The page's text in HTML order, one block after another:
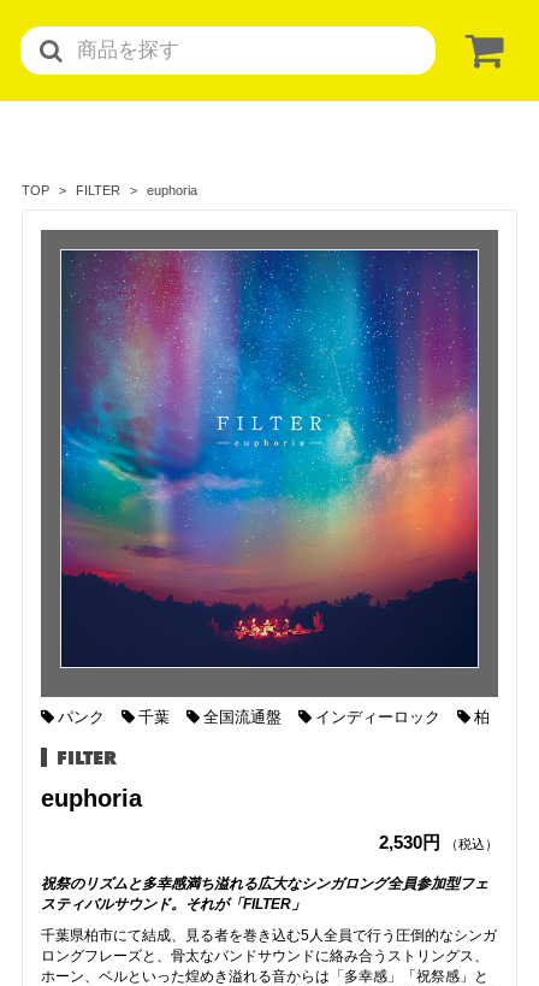
TOP FILTER euphoria
パンク 千葉 全国流通盤 インディーロック 柏
FILTER
euphoria
2,530円 （税込）
祝祭のリズムと多幸感満ち溢れる広大なシンガロング全員参加型フェ
スティバルサウンド。それが「FILTER」
千葉県柏市にて結成、見る者を巻き込む5人全員で行う圧倒的なシンガ
ロングフレーズと、骨太なバンドサウンドに絡み合うストリングス、
ホーン、ベルといった煌めき溢れる音からは「多幸感」「祝祭感」と